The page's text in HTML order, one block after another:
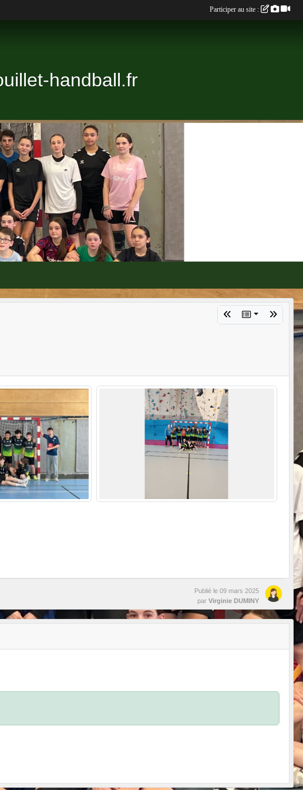
handball.fr
Publié le 09 mars 2025
par Virginie DUMINY
Participer au site :